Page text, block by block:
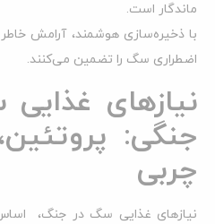
ماندگار است.
با ذخیره‌سازی هوشمند، آرامش
اضطراری سگ را تضمین می‌کنند.
نیازهای
جنگی:
چربی
نیازهای غذایی سگ در جنگ،